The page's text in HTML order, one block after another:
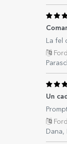
La fel
Un
Dana,